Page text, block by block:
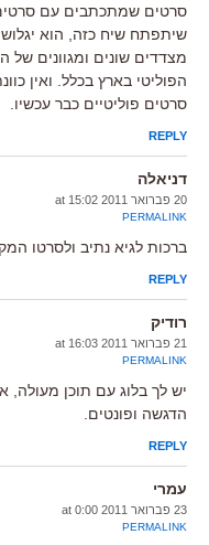
סרטים שמתכתבים עם
שיתפתח שיח כזה, הוא
מצדדים שונים ומגוונים
הפוליטי בארץ בכלל. ואין
סרטים פוליטיים כבר עכשיו.
REPLY
דניאלה
20 פברואר 2011 at 15:02
PERMALINK
ברכות לגיא נתיב ולסרטו
REPLY
רודיק
21 פברואר 2011 at 16:03
PERMALINK
יש לך בלוג עם תוכן מעולה,
הדגשה ופונטים.
REPLY
עמרי
23 פברואר 2011 at 0:00
PERMALINK